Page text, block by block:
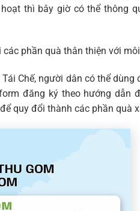
thì bây giờ có thể thông
phần quà thân thiện với
Chế, người dân có thể dùng
đăng ký theo hướng dẫn
quy đổi thành các phần quà